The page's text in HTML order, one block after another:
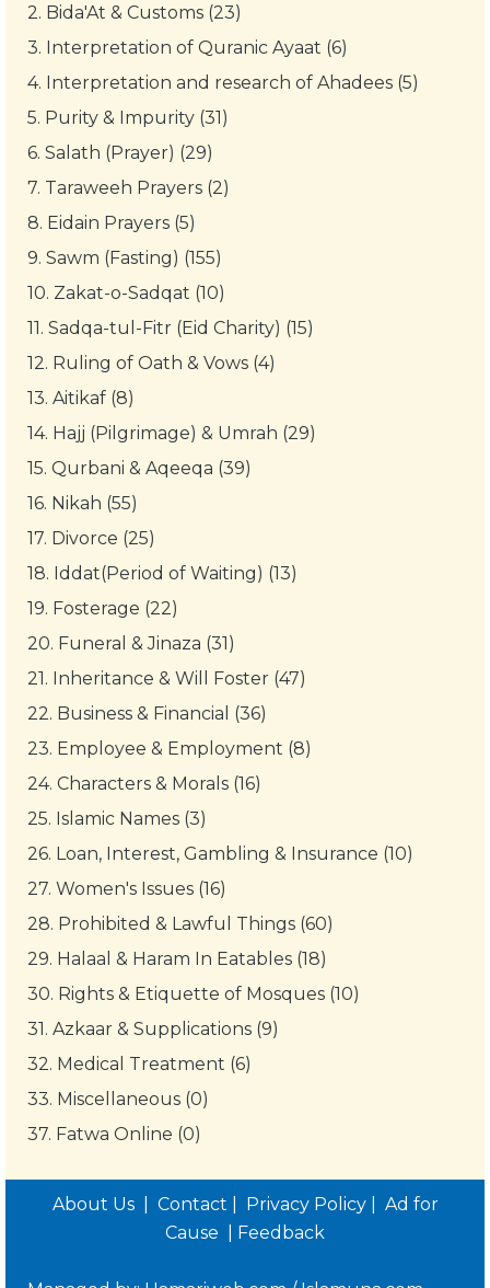
2. Bida'At & Customs (23)
3. Interpretation of Quranic Ayaat (6)
4. Interpretation and research of Ahadees (5)
5. Purity & Impurity (31)
6. Salath (Prayer) (29)
7. Taraweeh Prayers (2)
8. Eidain Prayers (5)
9. Sawm (Fasting) (155)
10. Zakat-o-Sadqat (10)
11. Sadqa-tul-Fitr (Eid Charity) (15)
12. Ruling of Oath & Vows (4)
13. Aitikaf (8)
14. Hajj (Pilgrimage) & Umrah (29)
15. Qurbani & Aqeeqa (39)
16. Nikah (55)
17. Divorce (25)
18. Iddat(Period of Waiting) (13)
19. Fosterage (22)
20. Funeral & Jinaza (31)
21. Inheritance & Will Foster (47)
22. Business & Financial (36)
23. Employee & Employment (8)
24. Characters & Morals (16)
25. Islamic Names (3)
26. Loan, Interest, Gambling & Insurance (10)
27. Women's Issues (16)
28. Prohibited & Lawful Things (60)
29. Halaal & Haram In Eatables (18)
30. Rights & Etiquette of Mosques (10)
31. Azkaar & Supplications (9)
32. Medical Treatment (6)
33. Miscellaneous (0)
37. Fatwa Online (0)
About Us Contact Privacy Policy|
Ad for
Cause
Feedback